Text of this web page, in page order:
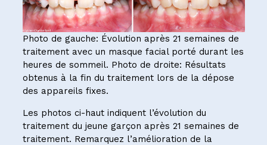
Photo de gauche: Évolution après 21 semaines de
traitement avec un masque facial porté durant les
heures de sommeil. Photo de droite: Résultats
obtenus à la fin du traitement lors de la dépose
des appareils fixes.
Les photos ci-haut indiquent l’évolution du
traitement du jeune garçon après 21 semaines de
traitement. Remarquez l’amélioration de la